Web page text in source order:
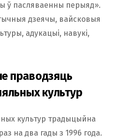
ў пасляваенны перыяд».
дзеячы, вайсковыя
адукацыі, навукі,
праводзяць
культур
культур традыцыйна
на два гады з 1996 года.